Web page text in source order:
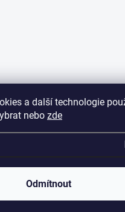
a další technologie
nebo zde
Odmítnout